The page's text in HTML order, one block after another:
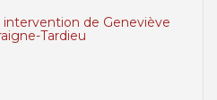
intervention de Geneviève
Tardieu